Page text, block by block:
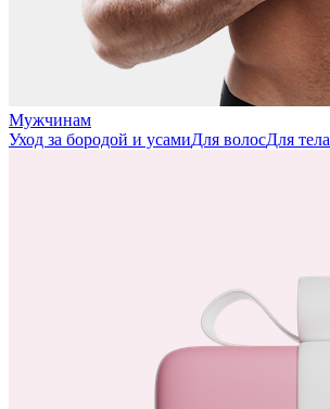
Мужчинам
Уход за бородой и усамиДля волосДля тела